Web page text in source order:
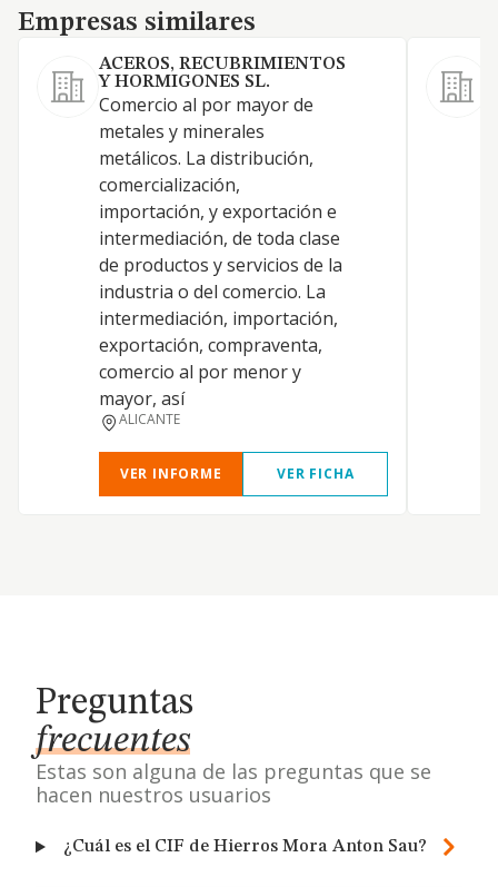
Empresas similares
Empresas similares
ACEROS, RECUBRIMIENTOS
Y HORMIGONES SL.
Comercio al por mayor de
metales y minerales
metálicos. La distribución,
comercialización,
importación, y exportación e
intermediación, de toda clase
de productos y servicios de la
industria o del comercio. La
intermediación, importación,
exportación, compraventa,
comercio al por menor y
mayor, así
ALICANTE
VER INFORME VER FICHA
Preguntas
frecuentes
Estas son alguna de las preguntas que se
hacen nuestros usuarios
¿Cuál es el CIF de Hierros Mora Anton Sau?